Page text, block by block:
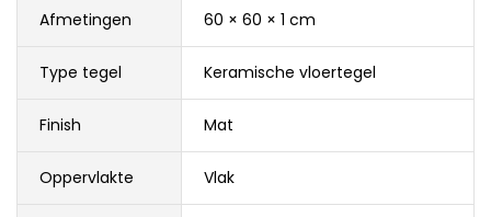
Afmetingen 60 × 60 × 1 cm
Type tegel Keramische vloertegel
Finish Mat
Oppervlakte Vlak